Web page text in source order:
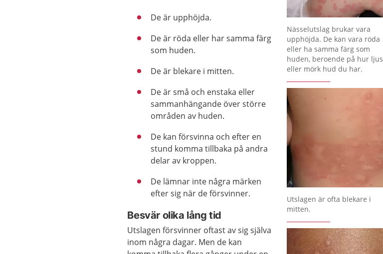
Förstora bilden
Nässelutslag brukar vara
upphöjda. De kan vara röda
eller ha samma färg som
huden, beroende på hur ljus
eller mörk hud du har.
Förstora bilden
Utslagen är ofta blekare i
mitten.
De är upphöjda.
De är röda eller har samma färg
som huden.
De är blekare i mitten.
De är små och enstaka eller
sammanhängande över större
områden av huden.
De kan försvinna och efter en
stund komma tillbaka på andra
delar av kroppen.
De lämnar inte några märken
efter sig när de försvinner.
Besvär olika lång tid
Utslagen försvinner oftast av sig själva
inom några dagar. Men de kan